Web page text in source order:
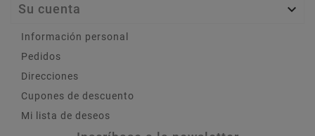
Su cuenta 
Información personal
Pedidos
Direcciones
Cupones de descuento
Mi lista de deseos